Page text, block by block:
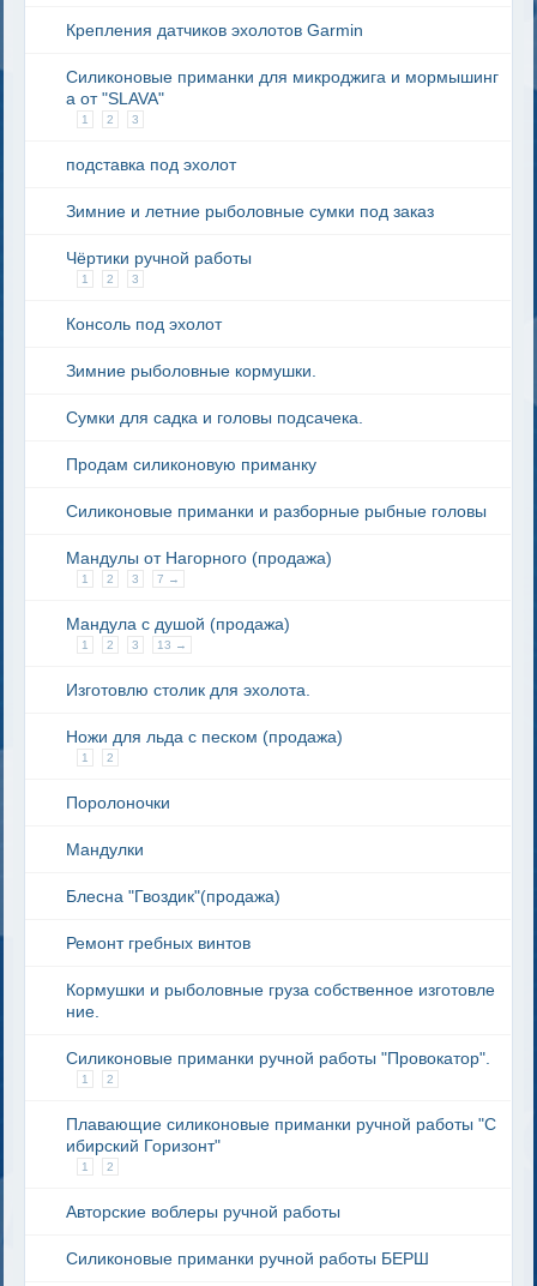
Крепления датчиков эхолотов Garmin
Силиконовые приманки для микроджига и мормышинг
а от "SLAVA"
1 2 3
подставка под эхолот
Зимние и летние рыболовные сумки под заказ
Чёртики ручной работы
1 2 3
Консоль под эхолот
Зимние рыболовные кормушки.
Сумки для садка и головы подсачека.
Продам силиконовую приманку
Силиконовые приманки и разборные рыбные головы
Мандулы от Нагорного (продажа)
1 2 3 7 →
Мандула с душой (продажа)
1 2 3 13 →
Изготовлю столик для эхолота.
Ножи для льда с песком (продажа)
1 2
Поролоночки
Мандулки
Блесна "Гвоздик"(продажа)
Ремонт гребных винтов
Кормушки и рыболовные груза собственное изготовле
ние.
Силиконовые приманки ручной работы "Провокатор".
1 2
Плавающие силиконовые приманки ручной работы "С
ибирский Горизонт"
1 2
Авторские воблеры ручной работы
Силиконовые приманки ручной работы БЕРШ